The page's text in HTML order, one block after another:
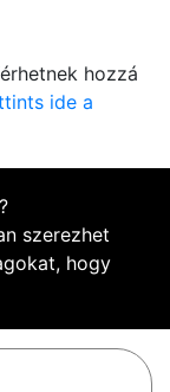
hozzá
ide a
?
szerezhet
hogy